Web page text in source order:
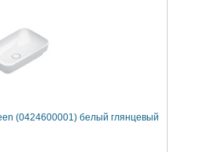
(0424600001) белый глянцевый